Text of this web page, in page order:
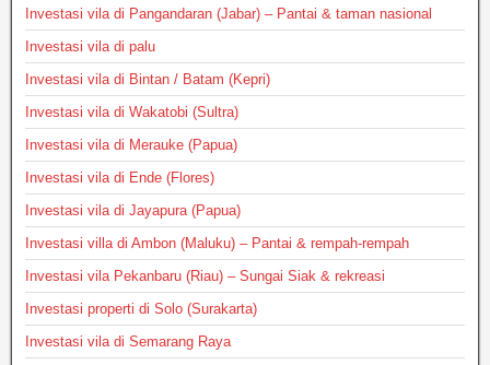
Investasi vila di Pangandaran (Jabar) – Pantai & taman nasional
Investasi vila di palu
Investasi vila di Bintan / Batam (Kepri)
Investasi vila di Wakatobi (Sultra)
Investasi vila di Merauke (Papua)
Investasi vila di Ende (Flores)
Investasi vila di Jayapura (Papua)
Investasi villa di Ambon (Maluku) – Pantai & rempah-rempah
Investasi vila Pekanbaru (Riau) – Sungai Siak & rekreasi
Investasi properti di Solo (Surakarta)
Investasi vila di Semarang Raya